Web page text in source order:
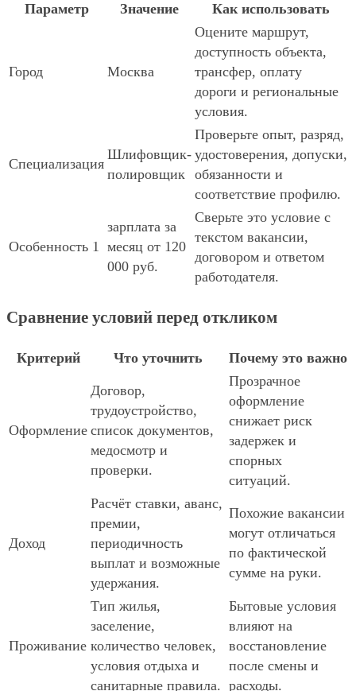
Параметр Значение Как использовать
Город Москва
Оцените маршрут,
доступность объекта,
трансфер, оплату
дороги и региональные
условия.
Специализация
Шлифовщик-
полировщик
Проверьте опыт, разряд,
удостоверения, допуски,
обязанности и
соответствие профилю.
Особенность 1
зарплата за
месяц от 120
000 руб.
Сверьте это условие с
текстом вакансии,
договором и ответом
работодателя.
Сравнение условий перед откликом
Критерий Что уточнить Почему это важно
Оформление
Договор,
трудоустройство,
список документов,
медосмотр и
проверки.
Прозрачное
оформление
снижает риск
задержек и
спорных
ситуаций.
Доход
Расчёт ставки, аванс,
премии,
периодичность
выплат и возможные
удержания.
Похожие вакансии
могут отличаться
по фактической
сумме на руки.
Проживание
Тип жилья,
заселение,
количество человек,
условия отдыха и
санитарные правила.
Бытовые условия
влияют на
восстановление
после смены и
расходы.